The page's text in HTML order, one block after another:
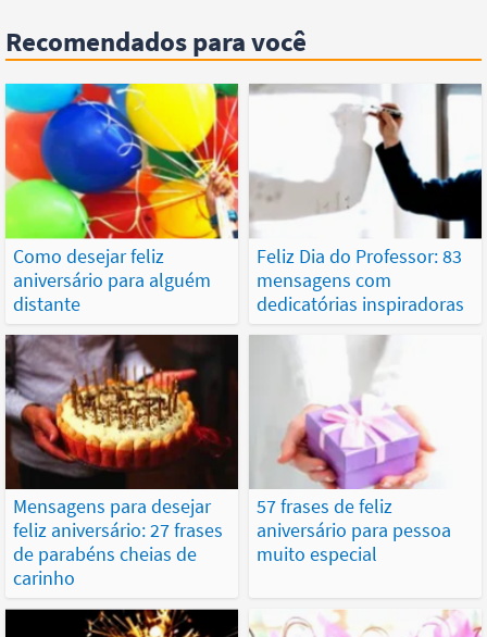
Recomendados para você
Como desejar feliz
aniversário para alguém
distante
Feliz Dia do Professor: 83
mensagens com
dedicatórias inspiradoras
Mensagens para desejar
feliz aniversário: 27 frases
de parabéns cheias de
carinho
57 frases de feliz
aniversário para pessoa
muito especial